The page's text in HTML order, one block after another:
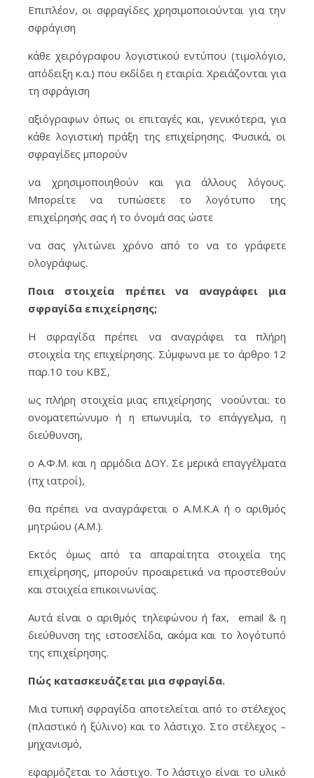
Επιπλέον, οι σφραγίδες χρησιμοποιούνται για την
σφράγιση
κάθε χειρόγραφου λογιστικού εντύπου (τιμολόγιο,
απόδειξη κ.α.) που εκδίδει η εταιρία. Χρειάζονται για
τη σφράγιση
αξιόγραφων όπως οι επιταγές και, γενικότερα, για
κάθε λογιστική πράξη της επιχείρησης. Φυσικά, οι
σφραγίδες μπορούν
να χρησιμοποιηθούν και για άλλους λόγους.
Μπορείτε να τυπώσετε το λογότυπο της
επιχείρησής σας ή το όνομά σας ώστε
να σας γλιτώνει χρόνο από το να το γράφετε
ολογράφως.
Ποια στοιχεία πρέπει να αναγράφει μια
σφραγίδα επιχείρησης;
Η σφραγίδα πρέπει να αναγράφει τα πλήρη
στοιχεία της επιχείρησης. Σύμφωνα με το άρθρο 12
παρ.10 του ΚΒΣ,
ως πλήρη στοιχεία μιας επιχείρησης νοούνται: το
ονοματεπώνυμο ή η επωνυμία, το επάγγελμα, η
διεύθυνση,
ο Α.Φ.Μ. και η αρμόδια ΔΟΥ. Σε μερικά επαγγέλματα
(πχ ιατροί),
θα πρέπει να αναγράφεται ο Α.Μ.Κ.Α ή ο αριθμός
μητρώου (Α.Μ.).
Εκτός όμως από τα απαραίτητα στοιχεία της
επιχείρησης, μπορούν προαιρετικά να προστεθούν
και στοιχεία επικοινωνίας.
Αυτά είναι ο αριθμός τηλεφώνου ή fax, email & η
διεύθυνση της ιστοσελίδα, ακόμα και το λογότυπό
της επιχείρησης.
Πώς κατασκευάζεται μια σφραγίδα.
Μια τυπική σφραγίδα αποτελείται από το στέλεχος
(πλαστικό ή ξύλινο) και το λάστιχο. Στο στέλεχος –
μηχανισμό,
εφαρμόζεται το λάστιχο. Το λάστιχο είναι το υλικό